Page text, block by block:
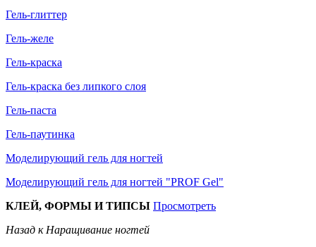
Гель-глиттер
Гель-желе
Гель-краска
Гель-краска без липкого слоя
Гель-паста
Гель-паутинка
Моделирующий гель для ногтей
Моделирующий гель для ногтей "PROF Gel"
КЛЕЙ, ФОРМЫ И ТИПСЫ Просмотреть
Назад к Наращивание ногтей